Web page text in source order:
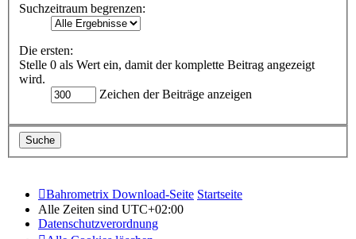
Suchzeitraum begrenzen:
Die ersten:
Stelle 0 als Wert ein, damit der komplette Beitrag angezeigt
wird.
Zeichen der Beiträge anzeigen
Bahrometrix Download-Seite Startseite
Alle Zeiten sind UTC+02:00
Datenschutzverordnung